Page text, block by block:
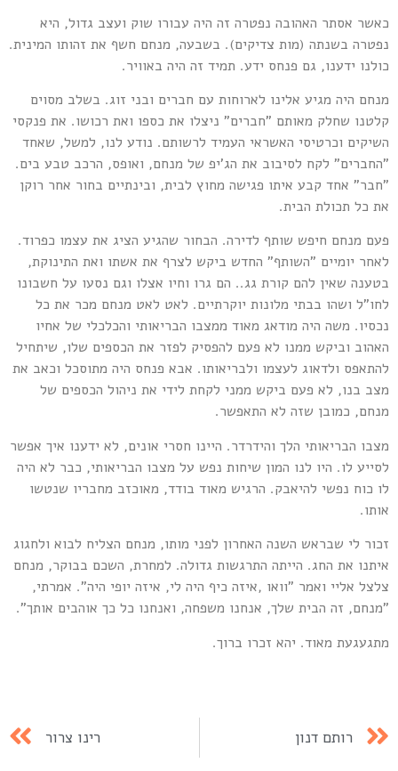
אסתר האהובה נפטרה זה היה עבורו שוק ועצב גדול, היא
בשנתה (מות צדיקים). בשבעה, מנחם חשף את זהותו המינית.
ידענו, גם פנחס ידע. תמיד זה היה באוויר.
היה מגיע אלינו לארוחות עם חברים ובני זוג. בשלב מסוים
שחלק מאותם "חברים" ניצלו את כספו ואת רכושו. את פנקסי
וכרטיסי האשראי העמיד לרשותם. נודע לנו, למשל, שאחד
לקח לסיבוב את הג'יפ של מנחם, ואופס, הרכב טבע בים.
אחד קבע איתו פגישה מחוץ לבית, ובינתיים בחור אחר רוקן
כל תכולת הבית.
מנחם חיפש שותף לדירה. הבחור שהגיע הציג את עצמו כפרוד.
יומיים "השותף" החדש ביקש לצרף את אשתו ואת התינוקת,
שאין להם קורת גג.. הם גרו וחיו אצלו וגם נסעו על חשבונו
ושהו בבתי מלונות יוקרתיים. לאט לאט מנחם מכר את כל
משה היה מודאג מאוד ממצבו הבריאותי והכלכלי של אחיו
וביקש ממנו לא פעם להפסיק לפזר את הכספים שלו, שיתחיל
ולדאוג לעצמו ולבריאותו. אבא פנחס היה מתוסכל וכאב את
בנו, לא פעם ביקש ממני לקחת לידי את ניהול הכספים של
כמובן שזה לא התאפשר.
הבריאותי הלך והידרדר. היינו חסרי אונים, לא ידענו איך אפשר
לו. היו לנו המון שיחות נפש על מצבו הבריאותי, כבר לא היה
כוח נפשי להיאבק. הרגיש מאוד בודד, מאוכזב מחבריו שנטשו
לי שבראש השנה האחרון לפני מותו, מנחם הצליח לבוא ולחגוג
את החג. הייתה התרגשות גדולה. למחרת, השכם בבוקר, מנחם
אליי ואמר "וואו ,איזה כיף היה לי, איזה יופי היה". אמרתי,
זה הבית שלך, אנחנו משפחה, ואנחנו כל כך אוהבים אותך".
מאוד. יהא זכרו ברוך.
רותם דנון רינו צרור